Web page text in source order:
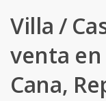
Villa /
venta en
Cana,